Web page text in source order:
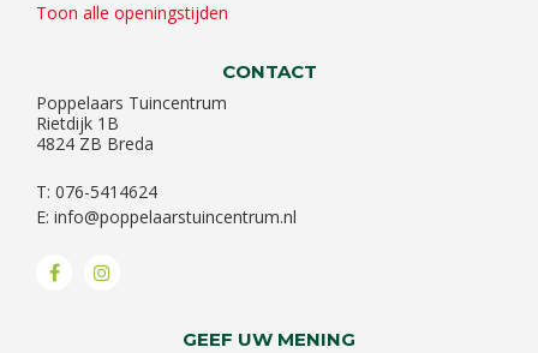
Toon alle openingstijden
CONTACT
Poppelaars Tuincentrum
Rietdijk 1B
4824 ZB Breda
T: 076-5414624
E: info@poppelaarstuincentrum.nl
GEEF UW MENING